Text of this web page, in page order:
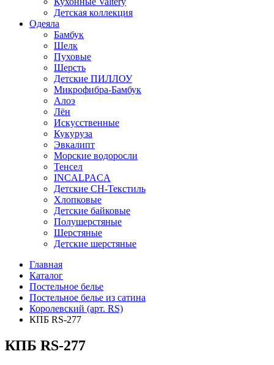
Детская коллекция
Одеяла
Бамбук
Шелк
Пуховые
Шерсть
Детские ПИЛЛОУ
Микрофибра-Бамбук
Алоэ
Лён
Искусственные
Кукуруза
Эвкалипт
Морские водоросли
Тенсел
INCALPACA
Детские СН-Текстиль
Хлопковые
Детские байковые
Полушерстяные
Шерстяные
Детские шерстяные
Главная
Каталог
Постельное белье
Постельное белье из сатина
Королевский (арт. RS)
КПБ RS-277
КПБ RS-277